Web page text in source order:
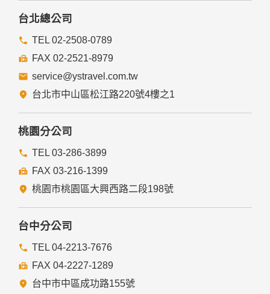
台北總公司
TEL 02-2508-0789
FAX 02-2521-8979
service@ystravel.com.tw
台北市中山區松江路220號4樓之1
桃園分公司
TEL 03-286-3899
FAX 03-216-1399
桃園市桃園區大興西路二段198號
台中分公司
TEL 04-2213-7676
FAX 04-2227-1289
台中市中區成功路155號